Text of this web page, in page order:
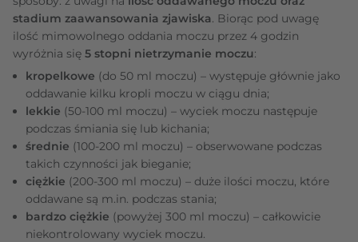
stadium zaawansowania zjawiska. Biorąc pod uwagę
ilość mimowolnego oddania moczu przez 4 godzin
wyróżnia się 5 stopni nietrzymanie moczu:
kropelkowe (do 50 ml moczu) – występuje głównie jako
oddawanie kilku kropli moczu w ciągu dnia;
lekkie (50-100 ml moczu) – wyciek moczu następuje
podczas śmiania się lub kichania;
średnie (100-200 ml moczu) – obserwowane podczas
takich czynności jak bieganie;
ciężkie (200-300 ml moczu) – duże ilości moczu, które
oddawane są m.in. podczas stania;
bardzo ciężkie (powyżej 300 ml moczu) – całkowicie
niekontrolowany wyciek moczu.